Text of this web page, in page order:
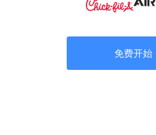
免费开始